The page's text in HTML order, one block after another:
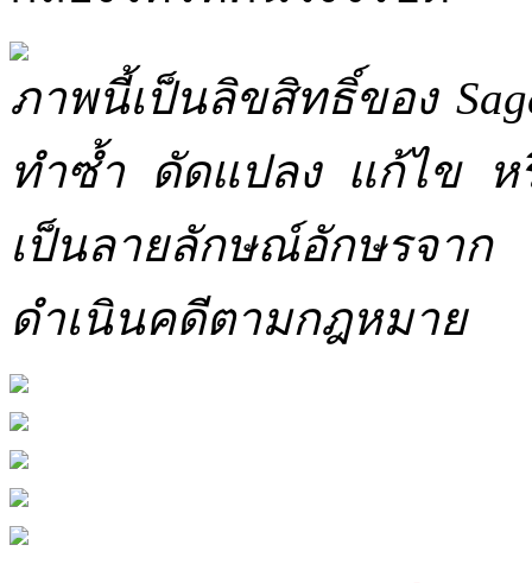
ภาพนี้เป็นลิขสิทธิ์ของ
ทำซ้ำ ดัดแปลง แก้ไข ห
เป็นลายลักษณ์อักษรจาก
ดำเนินคดีตามกฎหมาย